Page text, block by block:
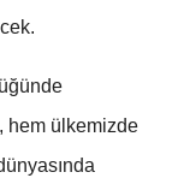
hem ülkemizde